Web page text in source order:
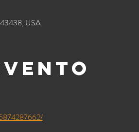
43438, USA